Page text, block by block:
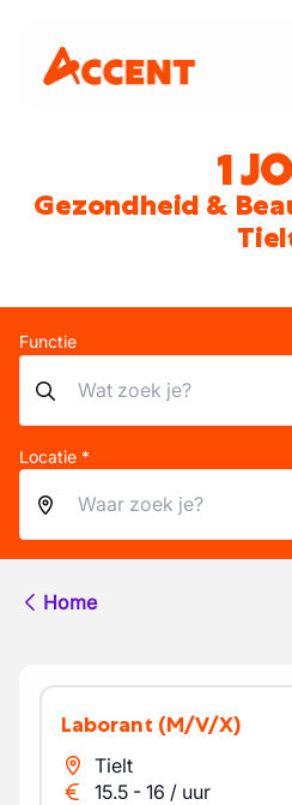
1
Gezondheid &
Functie
Locatie *
Home
Laborant (M/V/X)
Tielt
15.5 - 16 / uur